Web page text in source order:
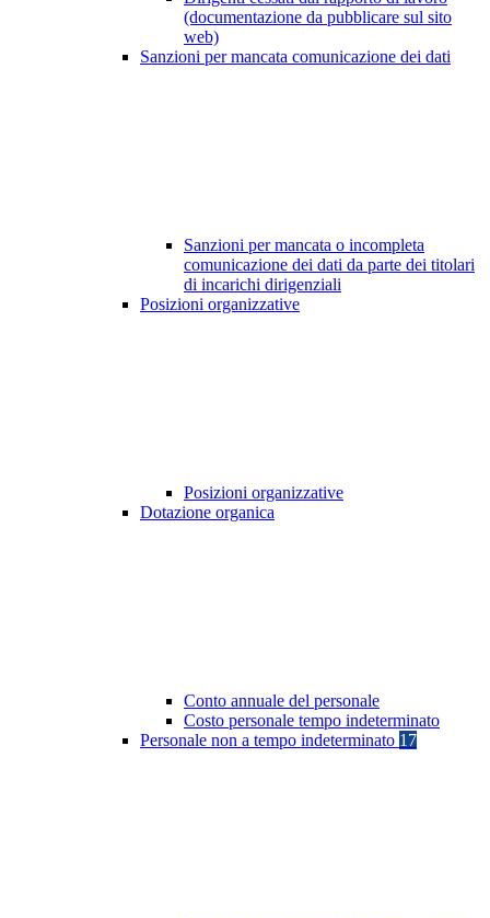
(documentazione da pubblicare sul sito
web)
Sanzioni per mancata comunicazione dei dati
Sanzioni per mancata o incompleta
comunicazione dei dati da parte dei titolari
di incarichi dirigenziali
Posizioni organizzative
Posizioni organizzative
Dotazione organica
Conto annuale del personale
Costo personale tempo indeterminato
Personale non a tempo indeterminato 17